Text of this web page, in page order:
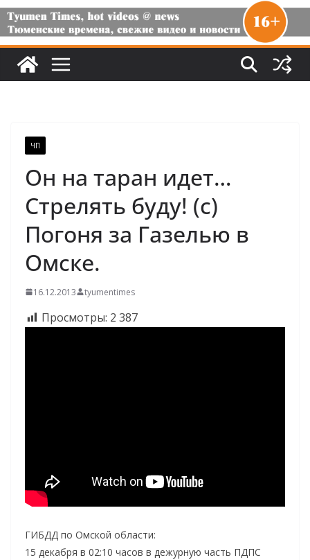
ЧП
Он на таран идет…
Стрелять буду! (с)
Погоня за Газелью в
Омске.
16.12.2013 tyumentimes
Просмотры: 2 387
ГИБДД по Омской области:
15 декабря в 02:10 часов в дежурную часть ПДПС